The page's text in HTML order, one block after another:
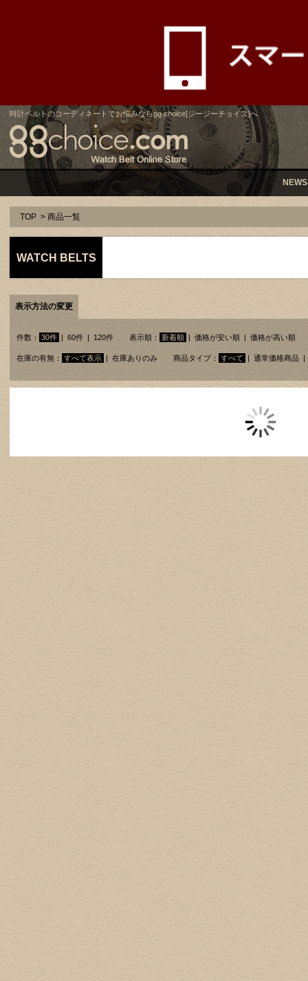
時計ベルトのコーディネートでお悩みならgg choice[ジージーチョイス]へ
TOP > 商品一覧
WATCH BELTS
表示方法の変更
件数： 30件 | 60件 | 120件 表示順： 新着順 | 価格が安い順 | 価格が高い順
在庫の有無： すべて表示 | 在庫ありのみ 商品タイプ： すべて | 通常価格商品 |